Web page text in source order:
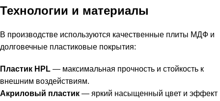
Технологии и материалы
В производстве используются качественные плиты МДФ и
долговечные пластиковые покрытия:
Пластик HPL — максимальная прочность и стойкость к
внешним воздействиям.
Акриловый пластик — яркий насыщенный цвет и эффект